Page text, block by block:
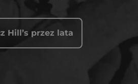
Hill’s przez lata